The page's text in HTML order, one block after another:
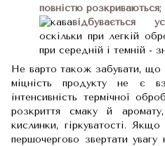
повністю розкриваються;
відбувається
оскільки при легкій
при середній і темній -
Не варто також забувати, що
міцність продукту не є
інтенсивність термічної
розкриття смаку й аромату,
кислинки, гіркуватості.
першочергово звертати